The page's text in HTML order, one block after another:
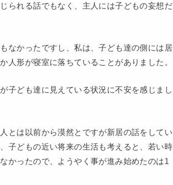
られる話でもなく、主人には子どもの妄想だ
なかったですし、私は、子ども達の側には居
人形が寝室に落ちていることがありました。
子ども達に見えている状況に不安を感じまし
とは以前から漠然とですが新居の話をしてい
子どもの近い将来の生活も考えると、若い時
かったので、ようやく事が進み始めたのは1